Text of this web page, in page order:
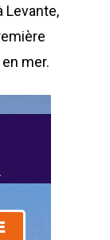
Levante,
mer.